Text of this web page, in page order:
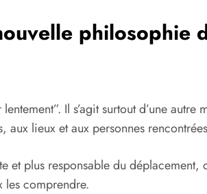
philosophie
Il s’agit surtout d’une autre
aux lieux et aux personnes
et plus responsable du déplacement,
les comprendre.